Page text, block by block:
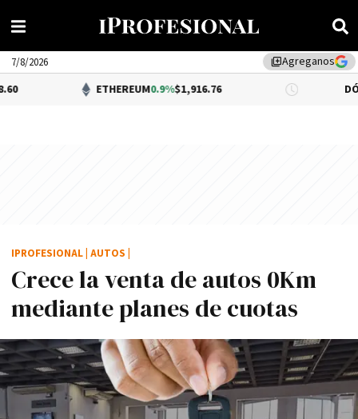
library_addAgreganos
7/8/2026
ETHEREUM 0.9%$1,916.76 DÓLAR BNA
Crece la venta de autos 0Km
mediante planes de cuotas
IPROFESIONAL AUTOS